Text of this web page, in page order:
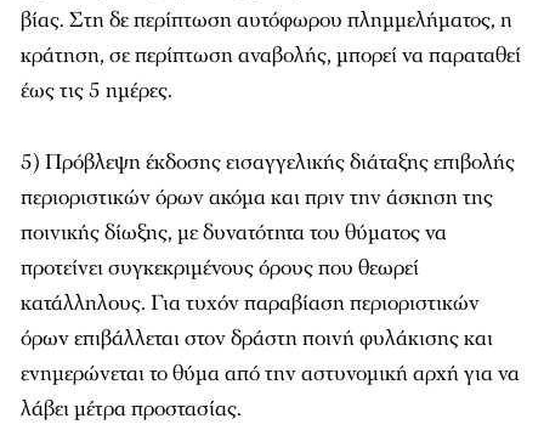
βίας. Στη δε περίπτωση αυτόφωρου πλημμελήματος, η
κράτηση, σε περίπτωση αναβολής, μπορεί να παραταθεί
έως τις 5 ημέρες.
5) Πρόβλεψη έκδοσης εισαγγελικής διάταξης επιβολής
περιοριστικών όρων ακόμα και πριν την άσκηση της
ποινικής δίωξης, με δυνατότητα του θύματος να
προτείνει συγκεκριμένους όρους που θεωρεί
κατάλληλους. Για τυχόν παραβίαση περιοριστικών
όρων επιβάλλεται στον δράστη ποινή φυλάκισης και
ενημερώνεται το θύμα από την αστυνομική αρχή για να
λάβει μέτρα προστασίας.